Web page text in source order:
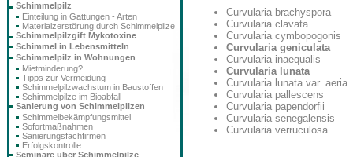
Curvularia brachyspora
Curvularia clavata
Curvularia cymbopogonis
Curvularia geniculata
Curvularia inaequalis
Curvularia lunata
Curvularia lunata var. aeria
Curvularia pallescens
Curvularia papendorfii
Curvularia senegalensis
Curvularia verruculosa
Schimmelpilz
Einteilung in Gattungen - Arten
Materialzerstörung durch Schimmelpilze
Schimmelpilzgift Mykotoxine
Schimmel in Lebensmitteln
Schimmelpilz in Wohnungen
Mietminderung?
Tipps zur Vermeidung
Schimmelpilzwachstum in Baustoffen
Schimmelpilze im Bioabfall
Sanierung von Schimmelpilzen
Schimmelbekämpfungsmittel
Sofortmaßnahmen
Sanierungsfachfirmen
Erfolgskontrolle
Seminare über Schimmelpilze